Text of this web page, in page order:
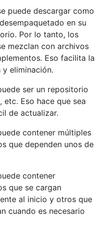
puede descargar como
en su
Por lo tanto, los
mezclan con archivos
Eso facilita la
eliminación.
ser un repositorio
etc. Eso hace que sea
de actualizar.
contener múltiples
que dependen unos de
contener
que se cargan
al inicio y otros que
cuando es necesario